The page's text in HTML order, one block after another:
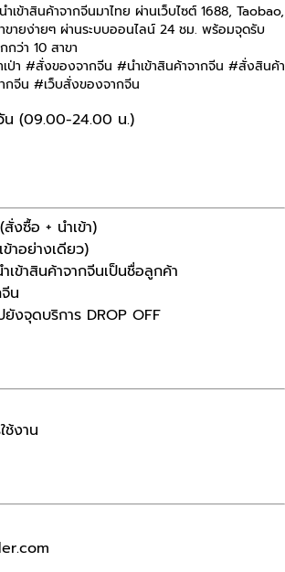
เข้าสินค้าจากจีนมาไทย ผ่านเว็บไซต์ 1688, Taobao,
ายง่ายๆ ผ่านระบบออนไลน์ 24 ชม. พร้อมจุดรับ
กว่า 10 สาขา
ป่า #สั่งของจากจีน #นําเข้าสินค้าจากจีน #สั่งสินค้า
จีน #เว็บสั่งของจากจีน
น (09.00-24.00 น.)
งซื้อ + นำเข้า)
าอย่างเดียว)
เข้าสินค้าจากจีนเป็นชื่อลูกค้า
น
ยังจุดบริการ DROP OFF
ช้งาน